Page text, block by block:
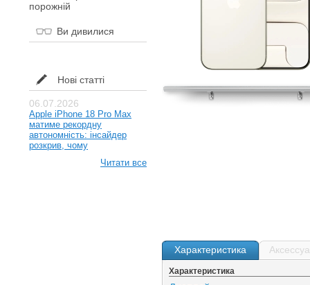
порожній
Ви дивилися
Нові статті
06.07.2026
Apple iPhone 18 Pro Max
матиме рекордну
автономність: інсайдер
розкрив, чому
Читати все
Характеристика
Характеристика